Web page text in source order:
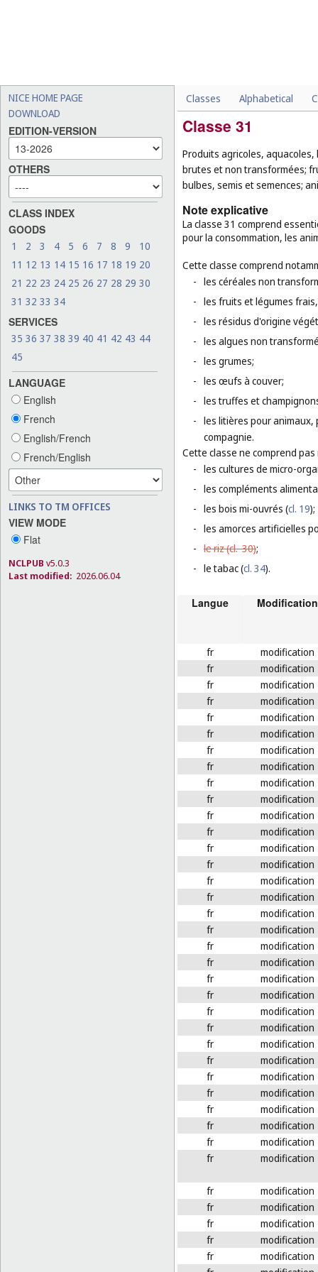
NICE HOME PAGE
DOWNLOAD
EDITION-VERSION
OTHERS
CLASS INDEX
GOODS
1 2 3 4 5 6 7 8 9
10
11 12 13 14 15 16 17 18 19 20
21 22 23 24 25 26 27 28 29 30
31 32 33 34
SERVICES
35 36 37 38 39 40 41 42 43 44
45
LANGUAGE
English
French
English/French
French/English
LINKS TO TM OFFICES
VIEW MODE
Flat
NCLPUB v5.0.3
Last modified: 2026.06.04
Classes Alphabetical
Classe 31
Produits agricoles,
brutes et non transformées;
bulbes, semis et semences;
Note explicative
La classe 31 comprend
pour la consommation, les
Cette classe comprend
- les céréales non
- les fruits et légumes
- les résidus d'origine
- les algues non
- les grumes;
- les œufs à couver;
- les truffes et
- les litières pour animaux,
compagnie.
Cette classe ne comprend
- les cultures de micro-
- les compléments
- les bois mi-ouvrés (cl. 19);
- les amorces artificielles
- le riz (cl. 30);
- le tabac (cl. 34).
Langue Modification
fr
modification
fr
modification
fr
modification
fr
modification
fr
modification
fr
modification
fr
modification
fr
modification
fr
modification
fr
modification
fr
modification
fr
modification
fr
modification
fr
modification
fr
modification
fr
modification
fr
modification
fr
modification
fr
modification
fr
modification
fr
modification
fr
modification
fr
modification
fr
modification
fr
modification
fr
modification
fr
modification
fr
modification
fr
modification
fr
modification
fr
modification
fr
modification
fr
modification
fr
modification
fr
modification
fr
modification
fr
modification